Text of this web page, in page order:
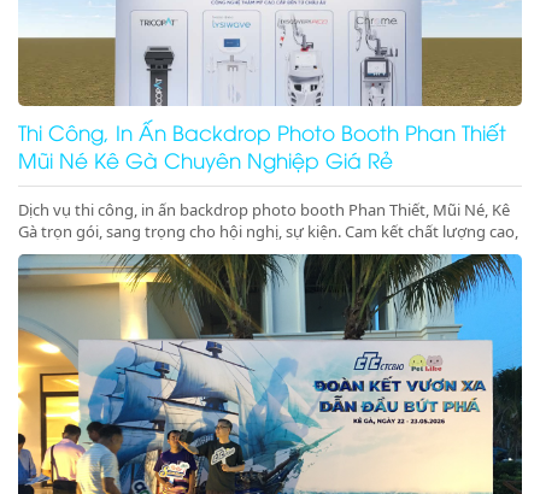
Thi Công, In Ấn Backdrop Photo Booth Phan Thiết
Mũi Né Kê Gà Chuyên Nghiệp Giá Rẻ
Dịch vụ thi công, in ấn backdrop photo booth Phan Thiết, Mũi Né, Kê
Gà trọn gói, sang trọng cho hội nghị, sự kiện. Cam kết chất lượng cao,
đúng tiến độ. Gọi ngay!